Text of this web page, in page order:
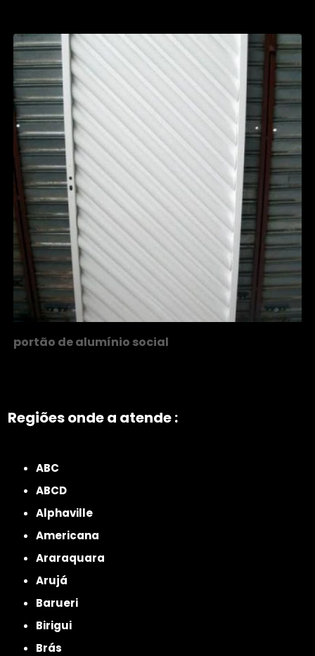
portão de alumínio social
Regiões onde a atende :
ABC
ABCD
Alphaville
Americana
Araraquara
Arujá
Barueri
Birigui
Brás